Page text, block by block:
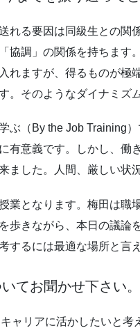
れる要因は同級生との
協調」の関係を持ちま
れますが、得るものが極
。そのようなダイナミズ
ぶ（By the Job Training
有意義です。しかし、
ました。人間、厳しい状
業となります。梅田は
歩きながら、本日の議
するには最適な場所と言
てお聞かせ下さい。
ャリアに活かしたいと